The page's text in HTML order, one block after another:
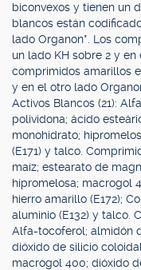
biconvexos y tienen un
blancos están
lado Organon*. Los
un lado KH sobre 2 y
comprimidos amarillos
y en el otro lado
Activos Blancos (21):
polividona; ácido
monohidrato;
(E171) y talco.
maíz; estearato de
hipromelosa; macrogol
hierro amarillo (E172);
aluminio (E132) y talco.
Alfa-tocoferol; almidón
dióxido de silicio
macrogol 400; dióxido